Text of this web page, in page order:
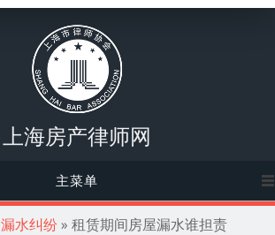
上海房产律师网
主菜单
漏水纠纷» 租赁期间房屋漏水谁担责